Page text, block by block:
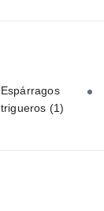
Espárragos
trigueros (1)